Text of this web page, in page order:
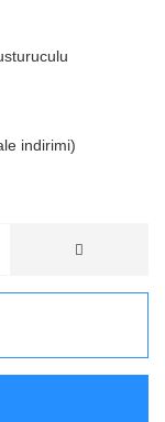
indirimi)